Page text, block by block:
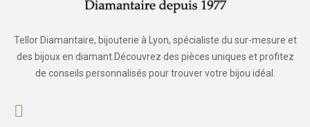
Tellor Diamantaire, bijouterie à Lyon, spécialiste du sur-mesure et
des bijoux en diamant.Découvrez des pièces uniques et profitez
de conseils personnalisés pour trouver votre bijou idéal.